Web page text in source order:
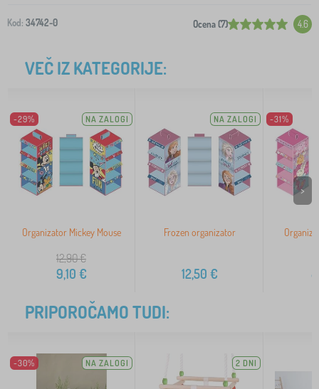
Kod: 34742-0 Ocena (7) 4.6
VEČ IZ KATEGORIJE:
-29% NA ZALOGI
Organizator Mickey Mouse
12,90€
9,10 €
NA ZALOGI
Frozen organizator
12,50 €
-31%
>
PRIPOROČAMO TUDI:
-30% NA ZALOGI 2 DNI